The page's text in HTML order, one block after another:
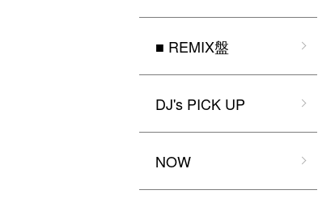
■ REMIX盤
DJ's PICK UP
NOW